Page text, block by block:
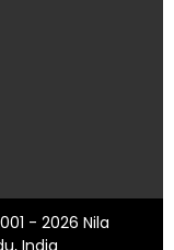
- 2026 Nila
India